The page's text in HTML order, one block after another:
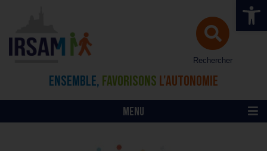
Ouvrir
Rechercher
ENSEMBLE, FAVORISONS L'AUTONOMIE
MENU